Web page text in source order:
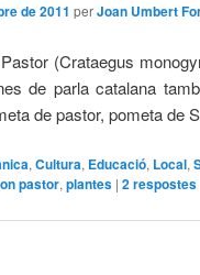
de 2011 perJoan Umbert
(Crataegus
de parla catalana
de pastor, pometa de
,Cultura, Educació, Local,
pastor,plantes |2respostes